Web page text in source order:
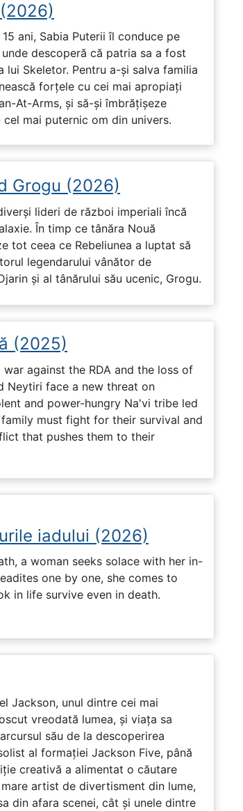
ani, Sabia Puterii îl conduce pe
descoperă că patria sa a fost
lui Skeletor. Pentru a-și salva familia
forțele cu cei mai apropiați
At-Arms, și să-și îmbrățișeze
mai puternic om din univers.
Grogu (2026)
lideri de război imperiali încă
În timp ce tânăra Nouă
tot ceea ce Rebeliunea a luptat să
legendarului vânător de
și al tânărului său ucenic, Grogu.
(2025)
against the RDA and the loss of
Neytiri face a new threat on
and power-hungry Na'vi tribe led
must fight for their survival and
that pushes them to their
iadului (2026)
a woman seeks solace with her in-
one by one, she comes to
in life survive even in death.
Jackson, unul dintre cei mai
vreodată lumea, și viața sa
său de la descoperirea
al formației Jackson Five, până
creativă a alimentat o căutare
artist de divertisment din lume,
din afara scenei, cât și unele dintre